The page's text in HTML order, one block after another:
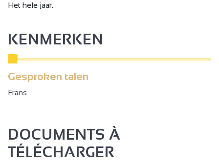
Het hele jaar.
KENMERKEN
Gesproken talen
Frans
DOCUMENTS À
TÉLÉCHARGER